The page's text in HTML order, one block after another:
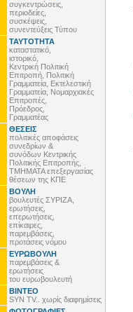
συγκεντρώσεις,
περιοδείες,
συσκέψεις,
συνεντεύξεις Τύπου
ΤΑΥΤΟΤΗΤΑ
καταστατικό,
ιστορικό,
Κεντρική Πολιτική
Επιτροπή, Πολιτική
Γραμματεία, Εκτελεστική
Γραμματεία, Νομαρχιακές
Επιτροπές,
Πρόεδρος,
Γραμματέας
ΘΕΣΕΙΣ
πολιτικές αποφάσεις
συνεδρίων &
συνόδων Κεντρικής
Πολιτικής Επιτροπής,
ΤΜΗΜΑΤΑ επεξεργασίας
θέσεων της ΚΠΕ
ΒΟΥΛΗ
βουλευτές ΣΥΡΙΖΑ,
ερωτήσεις,
επερωτήσεις,
επίκαιρες,
παρεμβάσεις,
προτάσεις νόμου
ΕΥΡΩΒΟΥΛΗ
παρεμβάσεις &
ερωτήσεις
του ευρωβουλευτή
ΒΙΝΤΕΟ
SYN TV.. χωρίς διαφημίσεις